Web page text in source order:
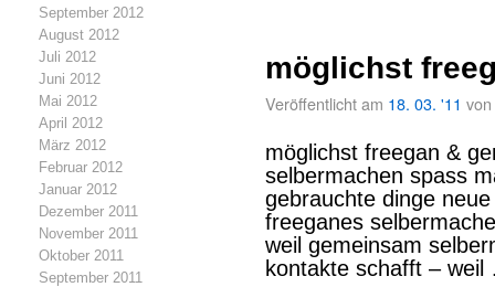
September 2012
August 2012
Juli 2012
Juni 2012
Mai 2012
April 2012
März 2012
Februar 2012
Januar 2012
Dezember 2011
November 2011
Oktober 2011
September 2011
möglichst
Veröffentlicht am 18. 03. '11 von
möglichst freegan &
selbermachen spass
gebrauchte dinge
freeganes
weil gemeinsam
kontakte schafft –